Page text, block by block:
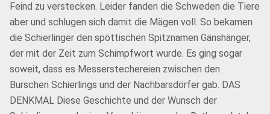
Feind zu verstecken. Leider fanden die Schweden die Tiere
aber und schlugen sich damit die Mägen voll. So bekamen
die Schierlinger den spöttischen Spitznamen Gänshänger,
der mit der Zeit zum Schimpfwort wurde. Es ging sogar
soweit, dass es Messerstechereien zwischen den
Burschen Schierlings und der Nachbarsdörfer gab. DAS
DENKMAL Diese Geschichte und der Wunsch der